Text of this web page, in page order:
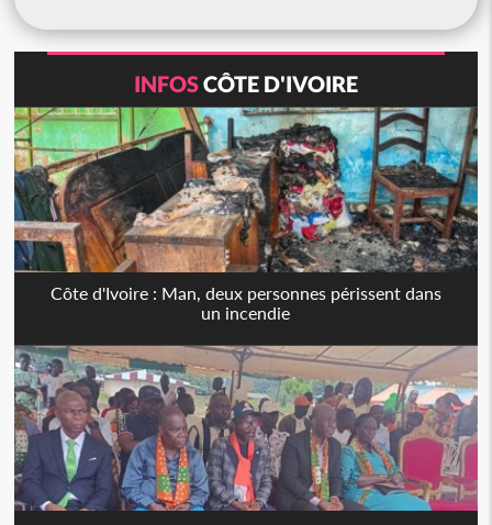
INFOSCÔTE D'IVOIRE
Côte d'Ivoire : Man, deux personnes périssent dans
un incendie